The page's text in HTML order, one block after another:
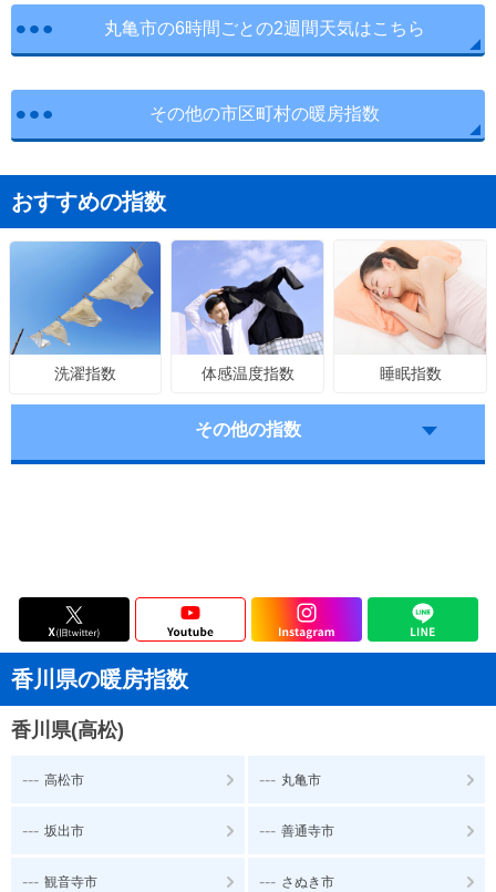
丸亀市の6時間ごとの2週間天気はこちら
その他の市区町村の暖房指数
おすすめの指数
洗濯指数 体感温度指数 睡眠指数
その他の指数
香川県の暖房指数
香川県(高松)
--- 高松市 --- 丸亀市
--- 坂出市 --- 善通寺市
--- 観音寺市 --- さぬき市